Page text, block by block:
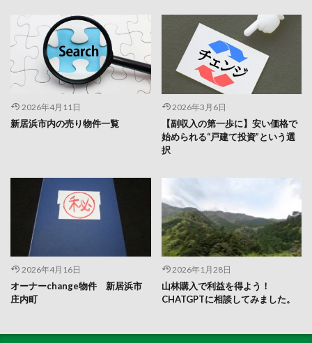
2026年4月11日
新居浜市内の売り物件一覧
2026年3月6日
【副収入の第一歩に】安い価格で
始められる“戸建て投資”という選
択
2026年4月16日
オーナーchange物件 新居浜市
庄内町
2026年1月28日
山林購入で利益を得よう！
CHATGPTに相談してみました。